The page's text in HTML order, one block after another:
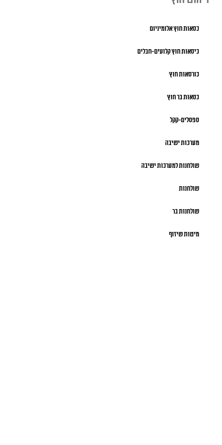
כסאות חוץ אלומיניום
כיסאות חוץ קלועים-חבלים
כורסאות חוץ
כסאות בר חוץ
ספסלים-קקל
מערכות ישיבה
שולחנות למערכות ישיבה
שולחנות
שולחנות בר
מיטות שיזוף